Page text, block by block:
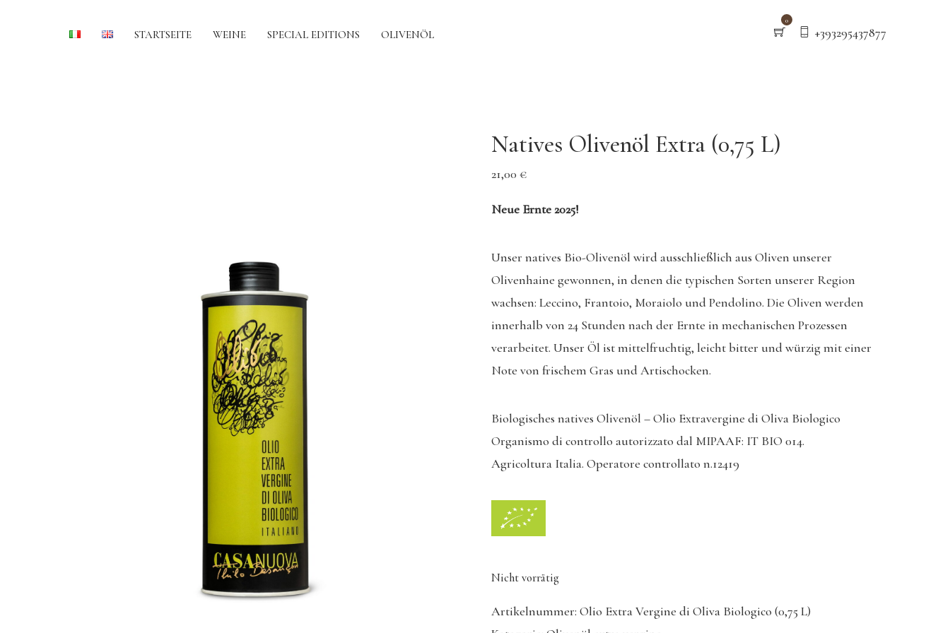
STARTSEITE WEINE SPECIAL EDITIONS OLIVENÖL
0
+393295437877
Natives Olivenöl Extra (0,75 L)
21,00€
Neue Ernte 2025!
Unser natives Bio-Olivenöl wird ausschließlich aus Oliven unserer
Olivenhaine gewonnen, in denen die typischen Sorten unserer Region
wachsen: Leccino, Frantoio, Moraiolo und Pendolino. Die Oliven werden
innerhalb von 24 Stunden nach der Ernte in mechanischen Prozessen
verarbeitet. Unser Öl ist mittelfruchtig, leicht bitter und würzig mit einer
Note von frischem Gras und Artischocken.
Biologisches natives Olivenöl – Olio Extravergine di Oliva Biologico
Organismo di controllo autorizzato dal MIPAAF: IT BIO 014.
Agricoltura Italia. Operatore controllato n.12419
Nicht vorrätig
Artikelnummer:Olio Extra Vergine di Oliva Biologico (0,75 L)